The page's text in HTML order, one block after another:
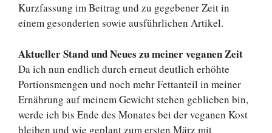
Kurzfassung im Beitrag und zu gegebener Zeit in
einem gesonderten sowie ausführlichen Artikel.
Aktueller Stand und Neues zu meiner veganen Zeit
Da ich nun endlich durch erneut deutlich erhöhte
Portionsmengen und noch mehr Fettanteil in meiner
Ernährung auf meinem Gewicht stehen geblieben bin,
werde ich bis Ende des Monates bei der veganen Kost
bleiben und wie geplant zum ersten März mit